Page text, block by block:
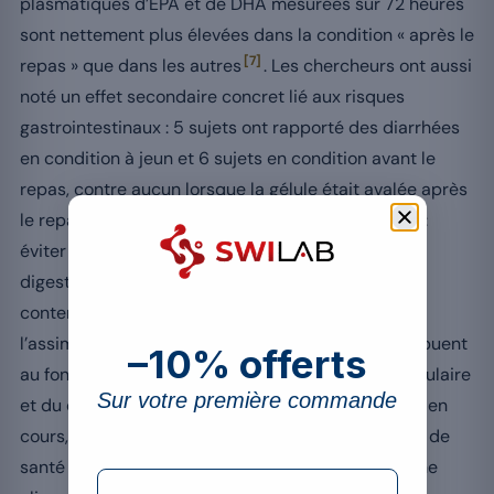
sont nettement plus élevées dans la condition « après le
repas » que dans les autres [7] . Les chercheurs ont aussi
noté un effet secondaire concret lié aux risques
gastrointestinaux : 5 sujets ont rapporté des diarrhées
en condition à jeun et 6 sujets en condition avant le
repas, contre aucun lorsque la gélule était avalée après
le repas
. La consigne pratique est donc double :
éviter l’ingestion à jeun pour limiter les troubles
digestifs, et toujours associer la dose à un plat
contenant un peu de graisses pour permettre
l’assimilation complète des acides gras qui contribuent
au fonctionnement normal du système cardiovasculaire
et du cerveau. En cas de traitement anticoagulant en
cours, il est prudent de consulter un professionnel de
santé avant d’ajouter ce type de complément à une
–10% offerts
Sur votre première commande
formulaire Email